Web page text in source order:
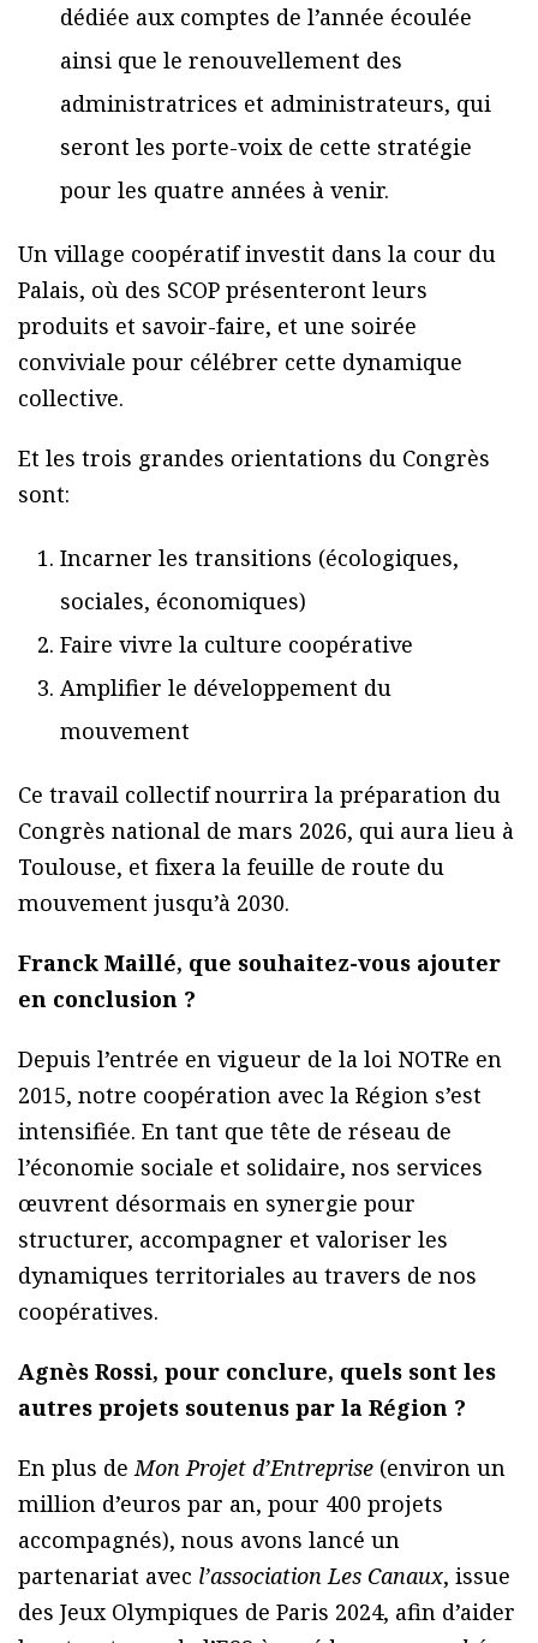
dédiée aux comptes de l’année écoulée
ainsi que le renouvellement des
administratrices et administrateurs, qui
seront les porte-voix de cette stratégie
pour les quatre années à venir.
Un village coopératif investit dans la cour du
Palais, où des SCOP présenteront leurs
produits et savoir-faire, et une soirée
conviviale pour célébrer cette dynamique
collective.
Et les trois grandes orientations du Congrès
sont:
Incarner les transitions (écologiques,
sociales, économiques)
Faire vivre la culture coopérative
Amplifier le développement du
mouvement
Ce travail collectif nourrira la préparation du
Congrès national de mars 2026, qui aura lieu à
Toulouse, et fixera la feuille de route du
mouvement jusqu’à 2030.
Franck Maillé, que souhaitez-vous ajouter
en conclusion ?
Depuis l’entrée en vigueur de la loi NOTRe en
2015, notre coopération avec la Région s’est
intensifiée. En tant que tête de réseau de
l’économie sociale et solidaire, nos services
œuvrent désormais en synergie pour
structurer, accompagner et valoriser les
dynamiques territoriales au travers de nos
coopératives.
Agnès Rossi, pour conclure, quels sont les
autres projets soutenus par la Région ?
En plus deMon Projet d’Entreprise (environ un
million d’euros par an, pour 400 projets
accompagnés), nous avons lancé un
partenariat avec l’association Les Canaux, issue
des Jeux Olympiques de Paris 2024, afin d’aider